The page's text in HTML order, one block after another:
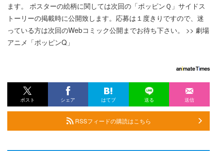
ます。 ポスターの絵柄に関しては次回の「ポッピンＱ」サイドス
トーリーの掲載時に公開致します。応募は１度きりですので、迷
っている方は次回のWebコミック公開までお待ち下さい。 >> 劇場
アニメ「ポッピンQ」
ポスト シェア はてブ 送る 送信
RSSフィードの購読はこちら